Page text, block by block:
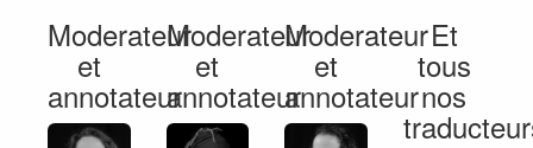
Moderateur
et
annotateur
Moderateur
et
annotateur
Moderateur
et
annotateur
Et
tous
nos